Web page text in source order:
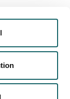
LEGAL